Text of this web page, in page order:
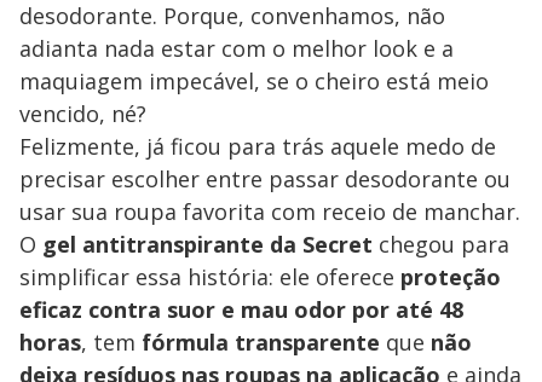
desodorante. Porque, convenhamos, não
adianta nada estar com o melhor look e a
maquiagem impecável, se o cheiro está meio
vencido, né?
Felizmente, já ficou para trás aquele medo de
precisar escolher entre passar desodorante ou
usar sua roupa favorita com receio de manchar.
O gel antitranspirante da Secret chegou para
simplificar essa história: ele oferece proteção
eficaz contra suor e mau odor por até 48
horas, tem fórmula transparente que não
deixa resíduos nas roupas na aplicação e ainda